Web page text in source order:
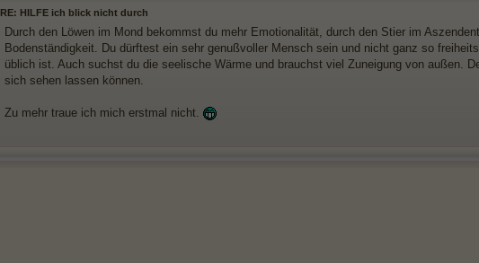
RE: HILFE ich blick nicht durch
Durch den Löwen im Mond bekommst du mehr Emotionalität, durch den Stier im
Bodenständigkeit. Du dürftest ein sehr genußvoller Mensch sein und nicht ganz so
üblich ist. Auch suchst du die seelische Wärme und brauchst viel Zuneigung von außen.
sich sehen lassen können.
Zu mehr traue ich mich erstmal nicht.